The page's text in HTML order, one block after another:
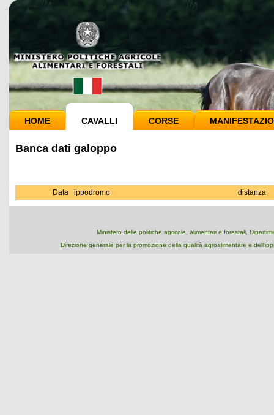
HOME CAVALLI CORSE
Banca dati galoppo
Data ippodromo distanza
Ministero delle politiche agricole, alimentari e forestali,
Direzione generale per la promozione della qualità agroalimentare e